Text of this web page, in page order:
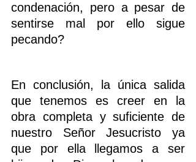
condenación, pero a pesar de
sentirse mal por ello sigue
pecando?
En conclusión, la única salida
que tenemos es creer en la
obra completa y suficiente de
nuestro Señor Jesucristo ya
que por ella llegamos a ser